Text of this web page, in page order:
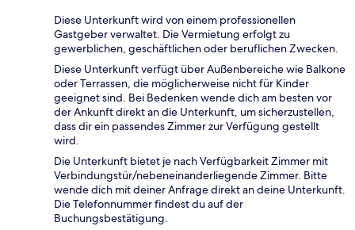
Diese Unterkunft wird von einem professionellen
Gastgeber verwaltet. Die Vermietung erfolgt zu
gewerblichen, geschäftlichen oder beruflichen Zwecken.
Diese Unterkunft verfügt über Außenbereiche wie Balkone
oder Terrassen, die möglicherweise nicht für Kinder
geeignet sind. Bei Bedenken wende dich am besten vor
der Ankunft direkt an die Unterkunft, um sicherzustellen,
dass dir ein passendes Zimmer zur Verfügung gestellt
wird.
Die Unterkunft bietet je nach Verfügbarkeit Zimmer mit
Verbindungstür/nebeneinanderliegende Zimmer. Bitte
wende dich mit deiner Anfrage direkt an deine Unterkunft.
Die Telefonnummer findest du auf der
Buchungsbestätigung.